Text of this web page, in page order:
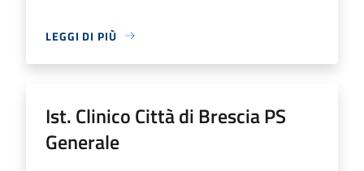
LEGGI DI PIÙ
Ist. Clinico Città di Brescia PS
Generale